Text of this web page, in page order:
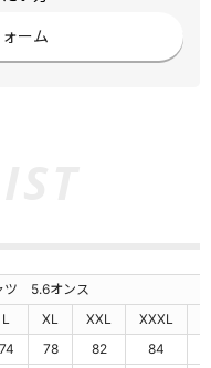
ーム
ツ 5.6オンス
L XL XXL XXXL
74 78 82 84